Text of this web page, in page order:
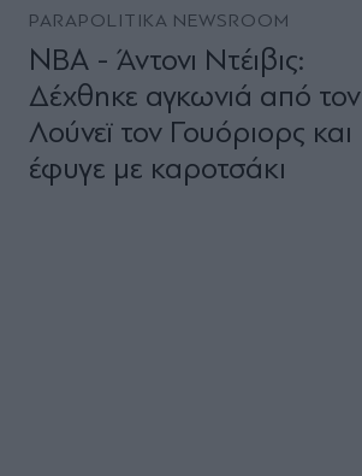
PARAPOLITIKA NEWSROOM
NBA - Άντονι Ντέιβις:
Δέχθηκε αγκωνιά από τον
Λούνεϊ τον Γουόριορς και
έφυγε με καροτσάκι